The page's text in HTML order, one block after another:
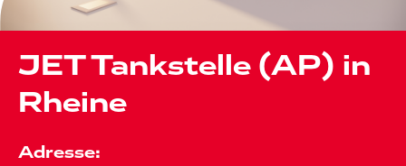
JET Tankstelle (AP) in
Rheine
Adresse: